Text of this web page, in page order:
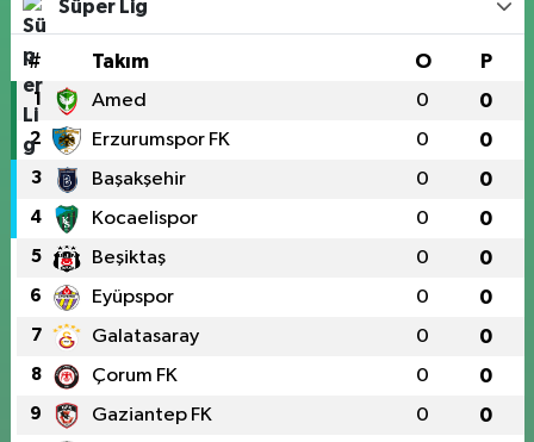
Süper Lig
# Takım O P
1 Amed 0 0
2 Erzurumspor FK 0 0
3 Başakşehir 0 0
4 Kocaelispor 0 0
5 Beşiktaş 0 0
6 Eyüpspor 0 0
7 Galatasaray 0 0
8 Çorum FK 0 0
9 Gaziantep FK 0 0